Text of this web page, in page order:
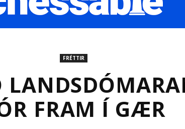
FRÉTTIR
FRAM Í GÆR